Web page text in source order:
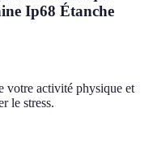
Ip68 Étanche
votre activité physique et
le stress.